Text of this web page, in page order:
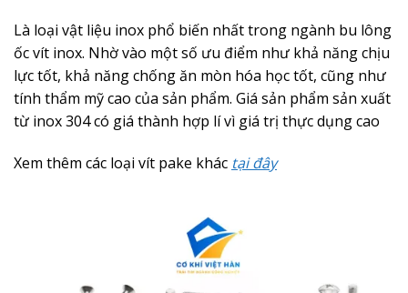
Là loại vật liệu inox phổ biến nhất trong ngành bu lông
ốc vít inox. Nhờ vào một số ưu điểm như khả năng chịu
lực tốt, khả năng chống ăn mòn hóa học tốt, cũng như
tính thẩm mỹ cao của sản phẩm. Giá sản phẩm sản xuất
từ inox 304 có giá thành hợp lí vì giá trị thực dụng cao
Xem thêm các loại vít pake khác tại đây